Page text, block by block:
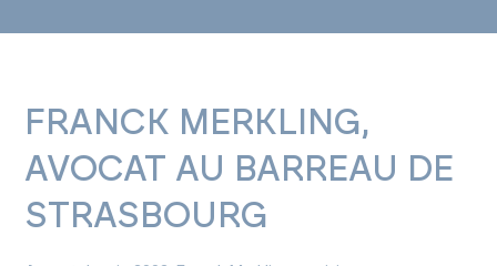
FRANCK MERKLING,
AVOCAT AU BARREAU DE
STRASBOURG